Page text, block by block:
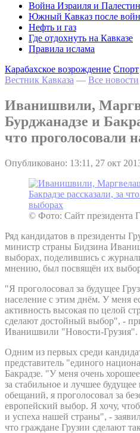
Война Израиля и
Южный Кавказ после
Нефть и газ
Где отдохнуть на Кавказе
Правила ислама
Карабахское возрождение Спорт
Вестник Кавказа — Все новости
Иванишвили,
Бурджанадзе и
что проголосовали
Опубликовано: 13:11, 27 окт
© Фото: Сайт президента
Ряд кандидатов в президенты
министр страны Бидзина
выборах, поделившись с
мнению, был посвящён их
"Я проголосовал за будущее
население с этим днём. У меня
активность высокая по целой
сделают достойный выбор", -
Иванишвили "Новости-Грузия".
Одним из первых среди
представитель "единого
Бакрадзе. "У меня очень
за стабильное и лучшее
обещаний, я проголосовал за
европейский выбор. Я хочу,
и успеха нашей страны", -
что граждане Грузии сделают